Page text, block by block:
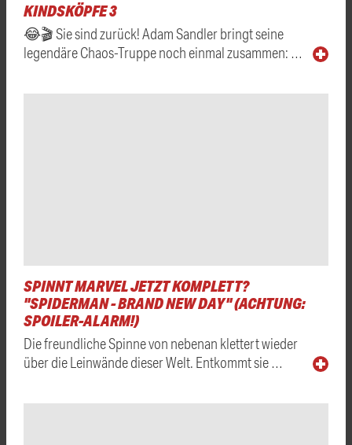
KINDSKÖPFE 3
😂🎬 Sie sind zurück! Adam Sandler bringt seine
legendäre Chaos-Truppe noch einmal zusammen: …
SPINNT MARVEL JETZT KOMPLETT?
"SPIDERMAN - BRAND NEW DAY" (ACHTUNG:
SPOILER-ALARM!)
Die freundliche Spinne von nebenan klettert wieder
über die Leinwände dieser Welt. Entkommt sie …